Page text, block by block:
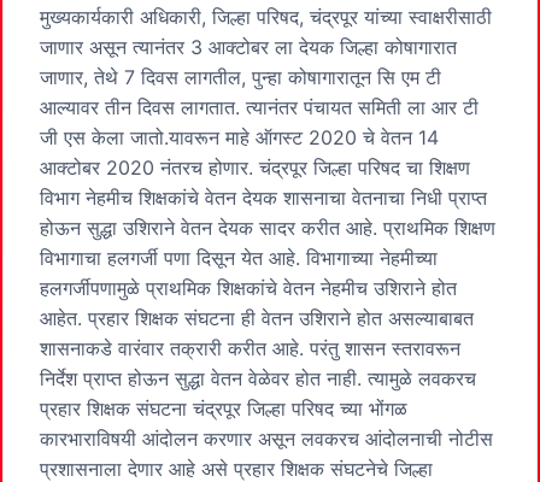
मुख्यकार्यकारी अधिकारी, जिल्हा परिषद, चंद्रपूर यांच्या स्वाक्षरीसाठी
जाणार असून त्यानंतर 3 आक्टोबर ला देयक जिल्हा कोषागारात
जाणार, तेथे 7 दिवस लागतील, पुन्हा कोषागारातून सि एम टी
आल्यावर तीन दिवस लागतात. त्यानंतर पंचायत समिती ला आर टी
जी एस केला जातो.यावरून माहे ऑगस्ट 2020 चे वेतन 14
आक्टोबर 2020 नंतरच होणार. चंद्रपूर जिल्हा परिषद चा शिक्षण
विभाग नेहमीच शिक्षकांचे वेतन देयक शासनाचा वेतनाचा निधी प्राप्त
होऊन सुद्धा उशिराने वेतन देयक सादर करीत आहे. प्राथमिक शिक्षण
विभागाचा हलगर्जी पणा दिसून येत आहे. विभागाच्या नेहमीच्या
हलगर्जीपणामुळे प्राथमिक शिक्षकांचे वेतन नेहमीच उशिराने होत
आहेत. प्रहार शिक्षक संघटना ही वेतन उशिराने होत असल्याबाबत
शासनाकडे वारंवार तक्रारी करीत आहे. परंतु शासन स्तरावरून
निर्देश प्राप्त होऊन सुद्धा वेतन वेळेवर होत नाही. त्यामुळे लवकरच
प्रहार शिक्षक संघटना चंद्रपूर जिल्हा परिषद च्या भोंगळ
कारभाराविषयी आंदोलन करणार असून लवकरच आंदोलनाची नोटीस
प्रशासनाला देणार आहे असे प्रहार शिक्षक संघटनेचे जिल्हा